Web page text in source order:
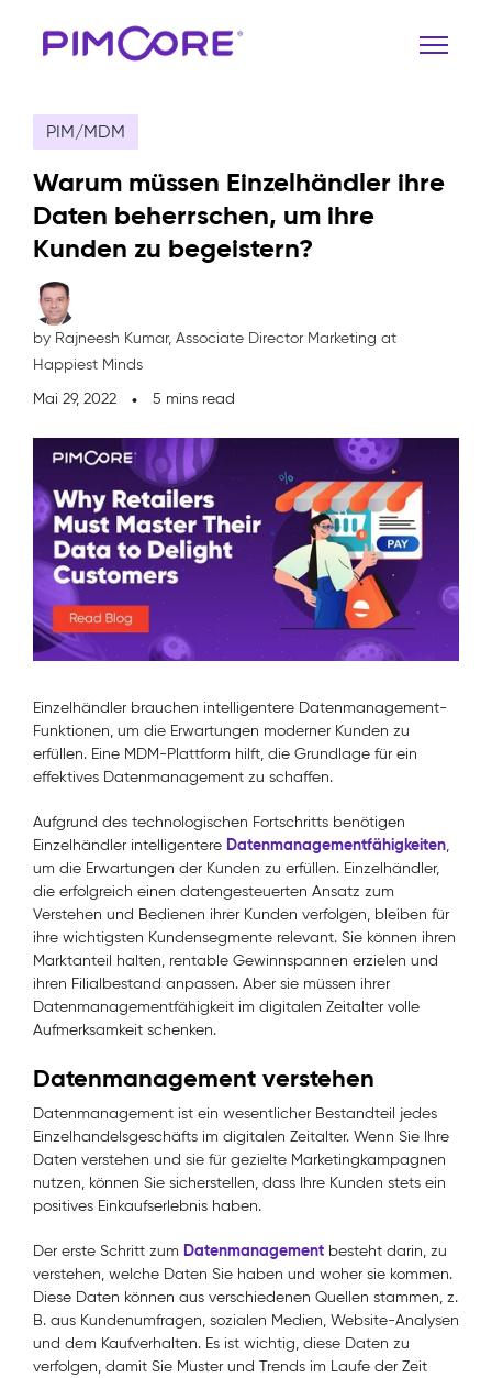
PIM/MDM
Warum müssen Einzelhändler ihre
Daten beherrschen, um ihre
Kunden zu begeistern?
by Rajneesh Kumar, Associate Director Marketing at
Happiest Minds
Mai 29, 2022
5 mins read
Einzelhändler brauchen intelligentere Datenmanagement-
Funktionen, um die Erwartungen moderner Kunden zu
erfüllen. Eine MDM-Plattform hilft, die Grundlage für ein
effektives Datenmanagement zu schaffen.
Aufgrund des technologischen Fortschritts benötigen
Einzelhändler intelligentere Datenmanagementfähigkeiten,
um die Erwartungen der Kunden zu erfüllen. Einzelhändler,
die erfolgreich einen datengesteuerten Ansatz zum
Verstehen und Bedienen ihrer Kunden verfolgen, bleiben für
ihre wichtigsten Kundensegmente relevant. Sie können ihren
Marktanteil halten, rentable Gewinnspannen erzielen und
ihren Filialbestand anpassen. Aber sie müssen ihrer
Datenmanagementfähigkeit im digitalen Zeitalter volle
Aufmerksamkeit schenken.
Datenmanagement verstehen
Datenmanagement ist ein wesentlicher Bestandteil jedes
Einzelhandelsgeschäfts im digitalen Zeitalter. Wenn Sie Ihre
Daten verstehen und sie für gezielte Marketingkampagnen
nutzen, können Sie sicherstellen, dass Ihre Kunden stets ein
positives Einkaufserlebnis haben.
Der erste Schritt zum Datenmanagement besteht darin, zu
verstehen, welche Daten Sie haben und woher sie kommen.
Diese Daten können aus verschiedenen Quellen stammen, z.
B. aus Kundenumfragen, sozialen Medien, Website-Analysen
und dem Kaufverhalten. Es ist wichtig, diese Daten zu
verfolgen, damit Sie Muster und Trends im Laufe der Zeit